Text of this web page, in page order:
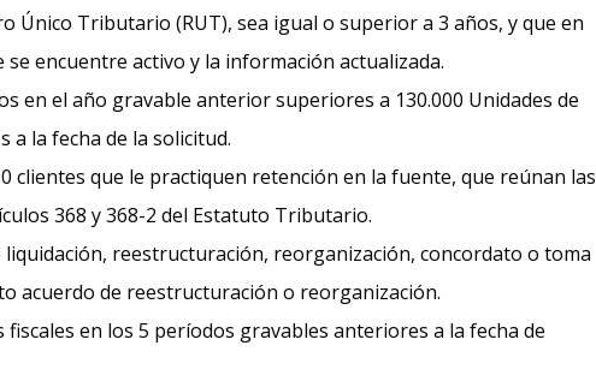
Único Tributario (RUT), sea igual o superior a 3 años, y que en
encuentre activo y la información actualizada.
en el año gravable anterior superiores a 130.000 Unidades de
la fecha de la solicitud.
clientes que le practiquen retención en la fuente, que reúnan las
368 y 368-2 del Estatuto Tributario.
reestructuración, reorganización, concordato o toma
acuerdo de reestructuración o reorganización.
en los 5 períodos gravables anteriores a la fecha de